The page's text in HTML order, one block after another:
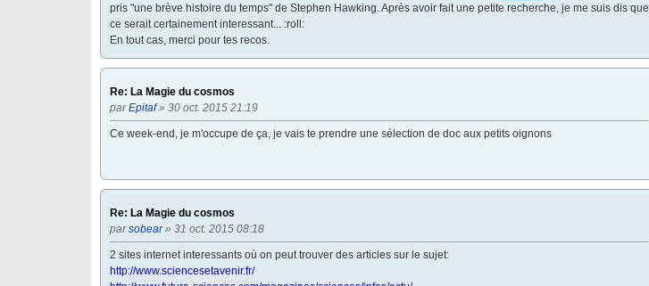
pris "une brève histoire du temps" de Stephen Hawking. Après avoir fait une petite recherche, je me suis dis que
ce serait certainement interessant... :roll:
En tout cas, merci pour tes recos.
Re: La Magie du cosmos
parEpitaf» 30 oct. 2015 21:19
Ce week-end, je m'occupe de ça, je vais te prendre une sélection de doc aux petits oignons
Re: La Magie du cosmos
parsobear» 31 oct. 2015 08:18
2 sites internet interessants où on peut trouver des articles sur le sujet:
http://www.sciencesetavenir.fr/